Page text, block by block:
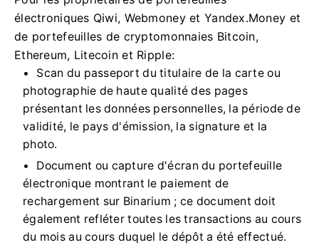
électroniques Qiwi, Webmoney et Yandex.Money et
de portefeuilles de cryptomonnaies Bitcoin,
Ethereum, Litecoin et Ripple:
Scan du passeport du titulaire de la carte ou
photographie de haute qualité des pages
présentant les données personnelles, la période de
validité, le pays d'émission, la signature et la
photo.
Document ou capture d'écran du portefeuille
électronique montrant le paiement de
rechargement sur Binarium ; ce document doit
également refléter toutes les transactions au cours
du mois au cours duquel le dépôt a été effectué.